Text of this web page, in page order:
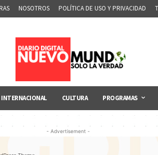
NOSOTROS POLÍTICA DE USO Y PRIVACIDAD
INTERNACIONAL CULTURA PROGRAMAS
- Advertisement -